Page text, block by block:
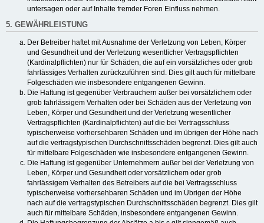
untersagen oder auf Inhalte fremder Foren Einfluss nehmen.
5. GEWÄHRLEISTUNG
Der Betreiber haftet mit Ausnahme der Verletzung von Leben, Körper
und Gesundheit und der Verletzung wesentlicher Vertragspflichten
(Kardinalpflichten) nur für Schäden, die auf ein vorsätzliches oder grob
fahrlässiges Verhalten zurückzuführen sind. Dies gilt auch für mittelbare
Folgeschäden wie insbesondere entgangenen Gewinn.
Die Haftung ist gegenüber Verbrauchern außer bei vorsätzlichem oder
grob fahrlässigem Verhalten oder bei Schäden aus der Verletzung von
Leben, Körper und Gesundheit und der Verletzung wesentlicher
Vertragspflichten (Kardinalpflichten) auf die bei Vertragsschluss
typischerweise vorhersehbaren Schäden und im übrigen der Höhe nach
auf die vertragstypischen Durchschnittsschäden begrenzt. Dies gilt auch
für mittelbare Folgeschäden wie insbesondere entgangenen Gewinn.
Die Haftung ist gegenüber Unternehmern außer bei der Verletzung von
Leben, Körper und Gesundheit oder vorsätzlichem oder grob
fahrlässigem Verhalten des Betreibers auf die bei Vertragsschluss
typischerweise vorhersehbaren Schäden und im Übrigen der Höhe
nach auf die vertragstypischen Durchschnittsschäden begrenzt. Dies gilt
auch für mittelbare Schäden, insbesondere entgangenen Gewinn.